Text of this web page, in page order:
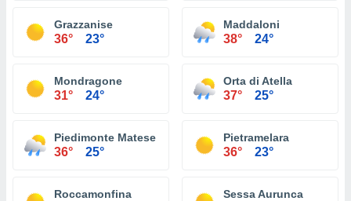
Grazzanise
36° 23°
Maddaloni
38° 24°
Mondragone
31° 24°
Orta di Atella
37° 25°
Piedimonte Matese
36° 25°
Pietramelara
36° 23°
Roccamonfina Sessa Aurunca